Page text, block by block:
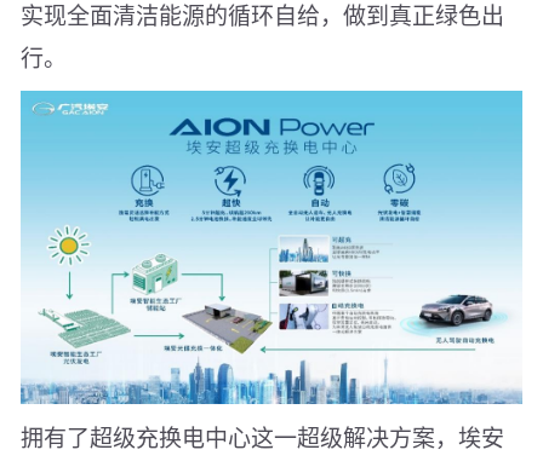
实现全面清洁能源的循环自给，做到真正绿色出
行。
拥有了超级充换电中心这一超级解决方案，埃安